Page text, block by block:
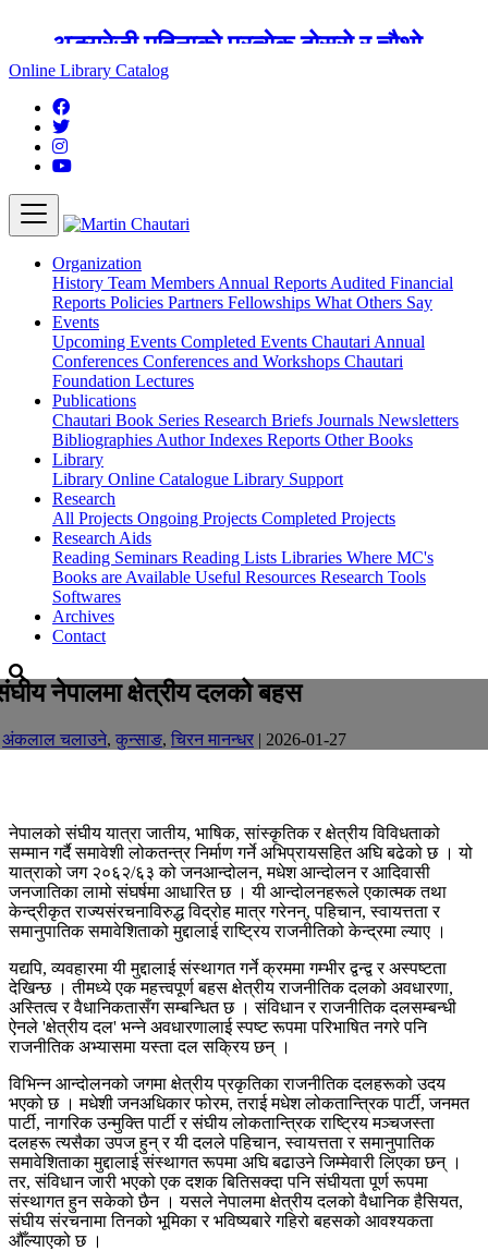
अङ्ग्रेजी महिनाको प्रत्येक दोस्रो र चौथो
शुक्रबार मार्टिन चौतारी र यसको पुस्तकालय
बन्द रहने छ ।
Online Library Catalog
Organization
History Team Members Annual Reports Audited Financial
Reports Policies Partners Fellowships What Others Say
Events
Upcoming Events Completed Events Chautari Annual
Conferences Conferences and Workshops Chautari
Foundation Lectures
Publications
Chautari Book Series Research Briefs Journals Newsletters
Bibliographies Author Indexes Reports Other Books
Library
Library Online Catalogue Library Support
Research
All Projects Ongoing Projects Completed Projects
Research Aids
Reading Seminars Reading Lists Libraries Where MC's
Books are Available Useful Resources Research Tools
Softwares
Archives
Contact
नेपालमा क्षेत्रीय दलको बहस
अंकलाल चलाउने, कुन्साङ, चिरन मानन्धर | 2026-01-27
नेपालको संघीय यात्रा जातीय, भाषिक, सांस्कृतिक र क्षेत्रीय विविधताको
सम्मान गर्दै समावेशी लोकतन्त्र निर्माण गर्ने अभिप्रायसहित अघि बढेको छ । यो
यात्राको जग २०६२/६३ को जनआन्दोलन, मधेश आन्दोलन र आदिवासी
जनजातिका लामो संघर्षमा आधारित छ । यी आन्दोलनहरूले एकात्मक तथा
केन्द्रीकृत राज्यसंरचनाविरुद्ध विद्रोह मात्र गरेनन्, पहिचान, स्वायत्तता र
समानुपातिक समावेशिताको मुद्दालाई राष्ट्रिय राजनीतिको केन्द्रमा ल्याए ।
यद्यपि, व्यवहारमा यी मुद्दालाई संस्थागत गर्ने क्रममा गम्भीर द्वन्द्व र अस्पष्टता
देखिन्छ । तीमध्ये एक महत्त्वपूर्ण बहस क्षेत्रीय राजनीतिक दलको अवधारणा,
अस्तित्व र वैधानिकतासँग सम्बन्धित छ । संविधान र राजनीतिक दलसम्बन्धी
ऐनले 'क्षेत्रीय दल' भन्ने अवधारणालाई स्पष्ट रूपमा परिभाषित नगरे पनि
राजनीतिक अभ्यासमा यस्ता दल सक्रिय छन् ।
विभिन्न आन्दोलनको जगमा क्षेत्रीय प्रकृतिका राजनीतिक दलहरूको उदय
भएको छ । मधेशी जनअधिकार फोरम, तराई मधेश लोकतान्त्रिक पार्टी, जनमत
पार्टी, नागरिक उन्मुक्ति पार्टी र संघीय लोकतान्त्रिक राष्ट्रिय मञ्चजस्ता
दलहरू त्यसैका उपज हुन् र यी दलले पहिचान, स्वायत्तता र समानुपातिक
समावेशिताका मुद्दालाई संस्थागत रूपमा अघि बढाउने जिम्मेवारी लिएका छन् ।
तर, संविधान जारी भएको एक दशक बितिसक्दा पनि संघीयता पूर्ण रूपमा
संस्थागत हुन सकेको छैन । यसले नेपालमा क्षेत्रीय दलको वैधानिक हैसियत,
संघीय संरचनामा तिनको भूमिका र भविष्यबारे गहिरो बहसको आवश्यकता
औँल्याएको छ ।